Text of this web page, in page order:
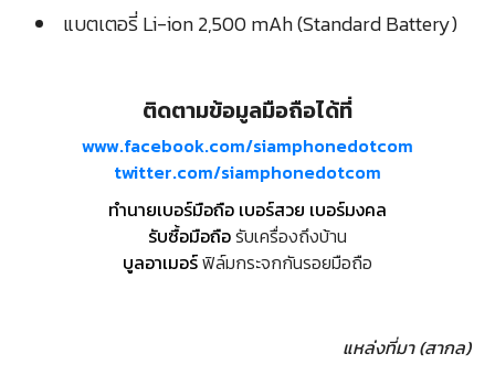
แบตเตอรี่ Li-ion 2,500 mAh (Standard Battery)
ติดตามข้อมูลมือถือได้ที่
www.facebook.com/siamphonedotcom
twitter.com/siamphonedotcom
ทำนายเบอร์มือถือ เบอร์สวย เบอร์มงคล
รับซื้อมือถือรับเครื่องถึงบ้าน
บูลอาเมอร์ฟิล์มกระจกกันรอยมือถือ
แหล่งที่มา (สากล)